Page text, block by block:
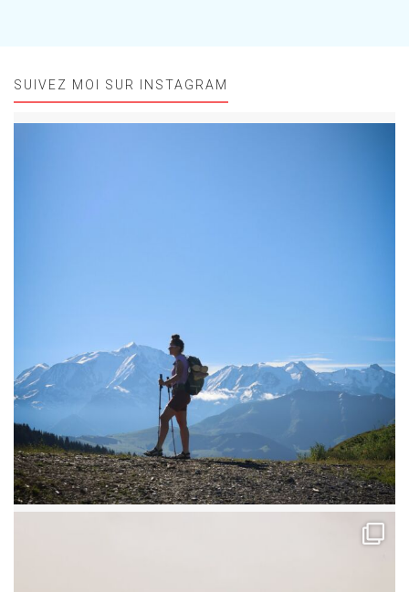
SUIVEZ MOI SUR INSTAGRAM